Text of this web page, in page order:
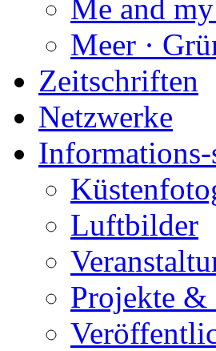
Me and
Meer ·
Zeitschriften
Netzwerke
Luftbilder
Projekte &